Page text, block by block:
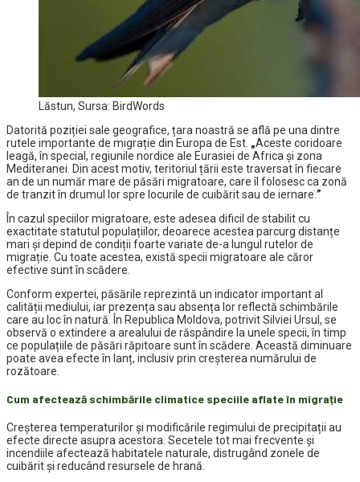
Lăstun, Sursa: BirdWords
Datorită poziției sale geografice, țara noastră se află pe una dintre
rutele importante de migrație din Europa de Est. „Aceste coridoare
leagă, în special, regiunile nordice ale Eurasiei de Africa și zona
Mediteranei. Din acest motiv, teritoriul țării este traversat în fiecare
an de un număr mare de păsări migratoare, care îl folosesc ca zonă
de tranzit în drumul lor spre locurile de cuibărit sau de iernare. ”
În cazul speciilor migratoare, este adesea dificil de stabilit cu
exactitate statutul populațiilor, deoarece acestea parcurg distanțe
mari și depind de condiții foarte variate de-a lungul rutelor de
migrație. Cu toate acestea, există specii migratoare ale căror
efective sunt în scădere.
Conform expertei, păsările reprezintă un indicator important al
calității mediului, iar prezența sau absența lor reflectă schimbările
care au loc în natură. În Republica Moldova, potrivit Silviei Ursul, se
observă o extindere a arealului de răspândire la unele specii, în timp
ce populațiile de păsări răpitoare sunt în scădere. Această diminuare
poate avea efecte în lanț, inclusiv prin creșterea numărului de
rozătoare.
Cum afectează schimbările climatice speciile aflate în migrație
Creșterea temperaturilor și modificările regimului de precipitații au
efecte directe asupra acestora. Secetele tot mai frecvente și
incendiile afectează habitatele naturale, distrugând zonele de
cuibărit și reducând resursele de hrană.